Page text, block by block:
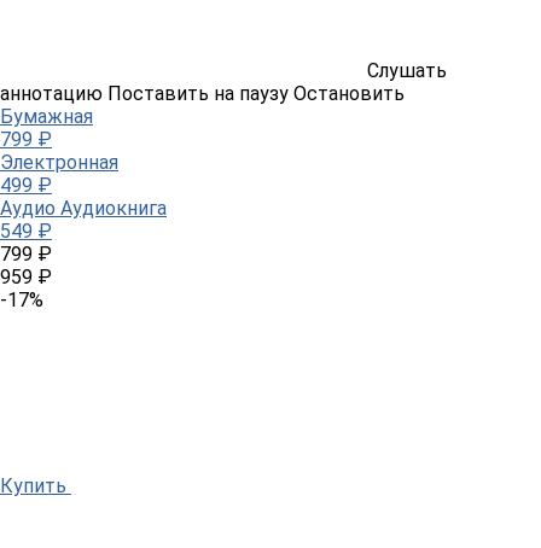
Слушать
аннотацию Поставить на паузу Остановить
Бумажная
799 ₽
Электронная
499 ₽
Аудио Аудиокнига
549 ₽
799 ₽
959 ₽
-17%
Купить